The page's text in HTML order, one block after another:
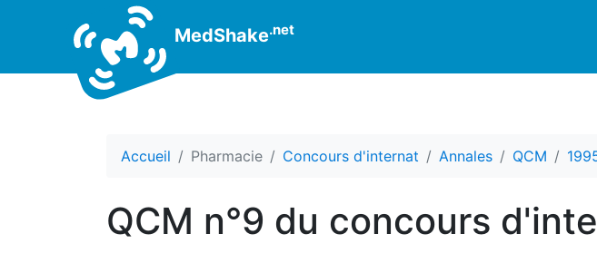
MedShake.net
Accueil Pharmacie Concours d'internat Annales QCM
QCM n°9 du concours